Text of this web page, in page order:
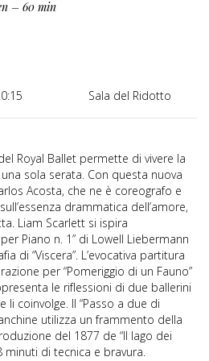
– 60 min
Sala del Ridotto
Royal Ballet permette di vivere la
sola serata. Con questa nuova
Acosta, che ne è coreografo e
drammatica dell’amore,
Liam Scarlett si ispira
Piano n. 1” di Lowell Liebermann
di “Viscera”. L’evocativa partitura
per “Pomeriggio di un Fauno”
le riflessioni di due ballerini
li coinvolge. Il “Passo a due di
utilizza un frammento della
del 1877 de “Il lago dei
minuti di tecnica e bravura.